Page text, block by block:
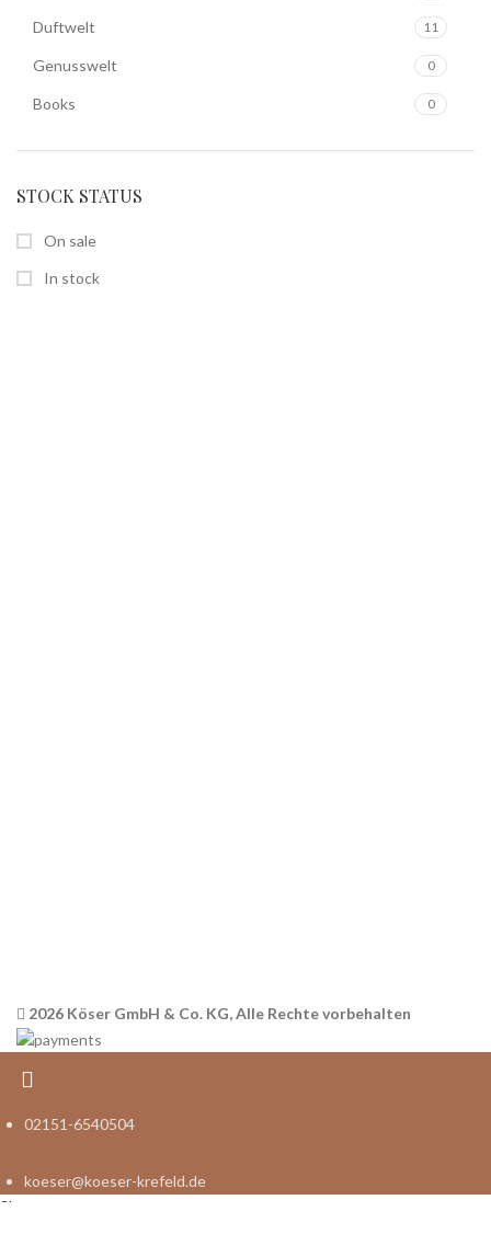
Books 0
Duftwelt 11
Genusswelt 0
STOCK STATUS
On sale
In stock
2026 Köser GmbH & Co. KG, Alle Rechte vorbehalten
02151-6540504
koeser@koeser-krefeld.de
Shop